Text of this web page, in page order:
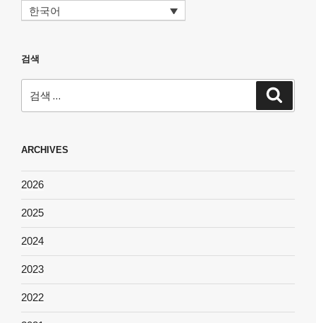
한국어
검색
색:
ARCHIVES
2026
2025
2024
2023
2022